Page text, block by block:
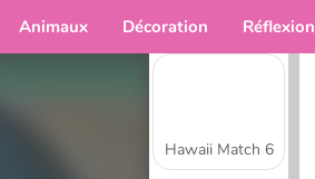
Animaux Décoration Réflexion
Hawaii Match 6